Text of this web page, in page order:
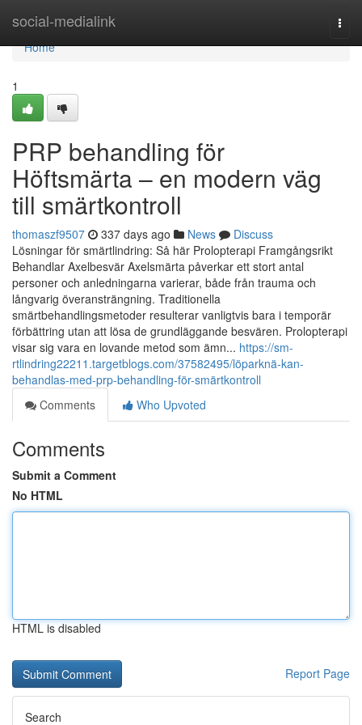
social-medialink
Home
Home
1
PRP behandling för
Höftsmärta – en modern väg
till smärtkontroll
thomaszf9507 337 days ago News
Discuss
Lösningar för smärtlindring: Så här Prolopterapi Framgångsrikt
Behandlar Axelbesvär Axelsmärta påverkar ett stort antal
personer och anledningarna varierar, både från trauma och
långvarig överansträngning. Traditionella
smärtbehandlingsmetoder resulterar vanligtvis bara i temporär
förbättring utan att lösa de grundläggande besvären. Prolopterapi
visar sig vara en lovande metod som ämn... https://sm-
rtlindring22211.targetblogs.com/37582495/löparknä-kan-
behandlas-med-prp-behandling-för-smärtkontroll
Comments
Who Upvoted
Comments
Submit a Comment
No HTML
HTML is disabled
Report Page
Search